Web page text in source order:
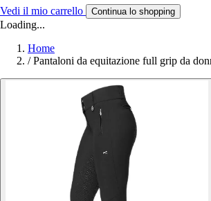
Vedi il mio carrello Continua lo shopping
Loading...
Home
/ Pantaloni da equitazione full grip da